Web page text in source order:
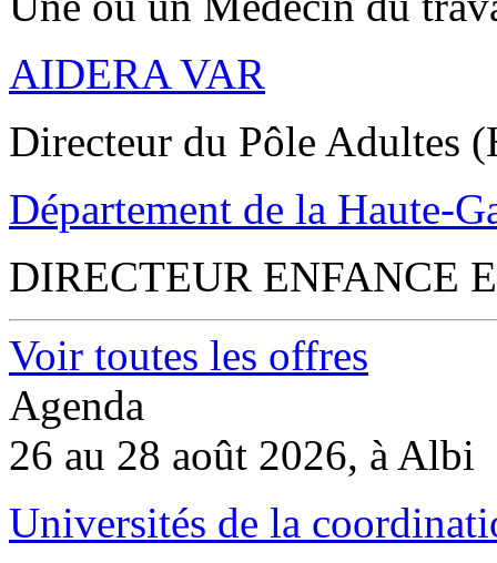
AIDERA VAR
Directeur du Pôle Adultes
Département de la Haute-
DIRECTEUR ENFANCE
Voir toutes les offres
Agenda
26 au 28 août 2026, à Albi
Universités de la